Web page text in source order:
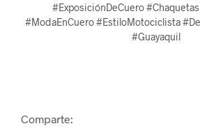
#ExposiciónDeCuero
#ModaEnCuero #EstiloMotociclista
#Guayaquil
Comparte: